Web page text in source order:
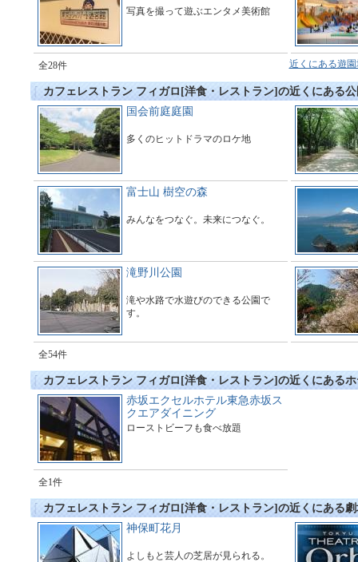
写真を撮って遊ぶエンタメ美術館
全28件 近くにある遊
カフェレストラン フィガロ[洋食・レストラン]の近くにある
国会前庭庭園
多くのヒットドラマのロケ地
富士山 樹空の森
みんなをつなぐ。未来につなぐ。
滝野川公園
滝や水路で水遊びのできる公園で
す。
全54件
カフェレストラン フィガロ[洋食・レストラン]の近くにある
赤坂エクセルホテル東急赤坂ス
クエアダイニング
ローストビーフも食べ放題
全1件
カフェレストラン フィガロ[洋食・レストラン]の近くにある
神保町花月
よしもと芸人の芝居が見られる。